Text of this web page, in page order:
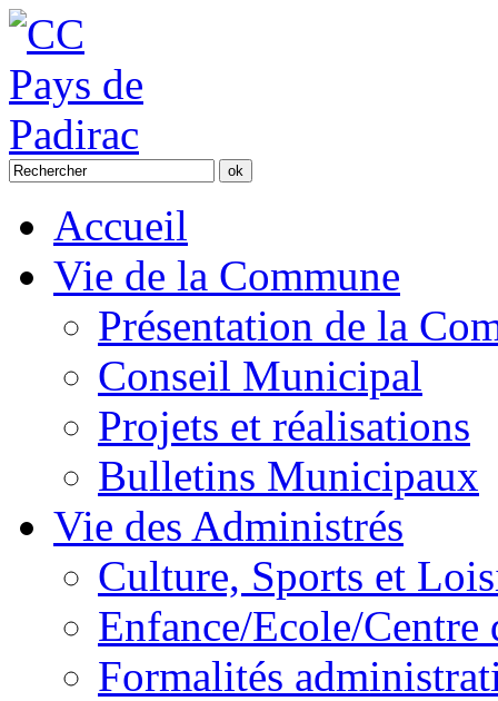
Accueil
Vie de la Commune
Présentation de la
Conseil Municipal
Projets et réalisations
Bulletins Municipaux
Vie des Administrés
Culture, Sports et
Enfance/Ecole/Centre
Formalités